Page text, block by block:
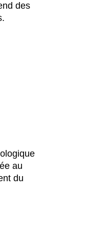
des
au
du